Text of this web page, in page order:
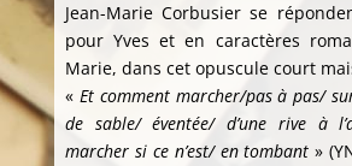
Jean-Marie Corbusier se
pour Yves et en caractères
Marie, dans cet opuscule court
« Et comment marcher/pas à pas/
de sable/ éventée/ d’une rive à
marcher si ce n’est/ en tombant »